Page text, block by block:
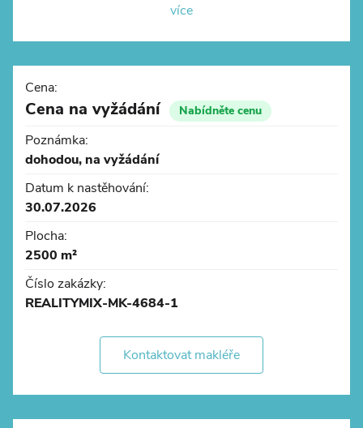
- 1x drive in
- nosnost podlahy 5t/m2
- přizpůsobení dle potřeb nájemce
- sloupy 12x24 m
Lokalita
- Teplice - Krupka
více
Cena:
Cena na vyžádání Nabídněte cenu
Poznámka:
dohodou, na vyžádání
Datum k nastěhování:
30.07.2026
Plocha:
2500 m²
Číslo zakázky:
REALITYMIX-MK-4684-1
Kontaktovat makléře